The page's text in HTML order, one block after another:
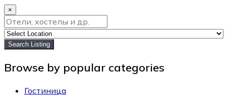
×
Search Listing
Browse by popular categories
Гостиница